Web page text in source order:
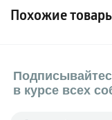
Похожие
в курсе всех